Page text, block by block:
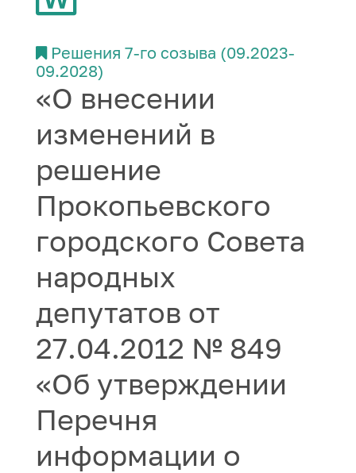
Решения 7-го созыва (09.2023-
09.2028)
«О внесении
изменений в
решение
Прокопьевского
городского Совета
народных
депутатов от
27.04.2012 № 849
«Об утверждении
Перечня
информации о